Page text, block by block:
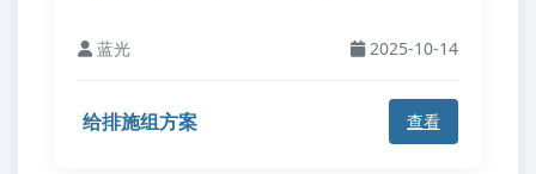
蓝光 2025-10-14
给排施组方案 查看